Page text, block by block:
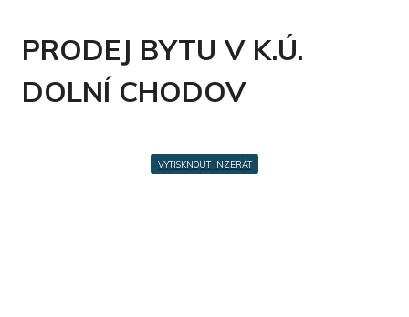
PRODEJ BYTU V K.Ú.
DOLNÍ CHODOV
VYTISKNOUT INZERÁT